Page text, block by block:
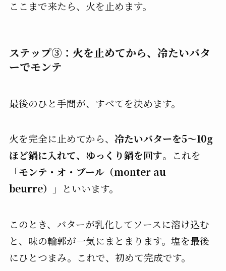
ここまで来たら、火を止めます。
ステップ③：火を止めてから、冷たいバタ
ーでモンテ
最後のひと手間が、すべてを決めます。
火を完全に止めてから、 冷たいバターを5〜10g
ほど鍋に入れて、ゆっくり鍋を回す。これを
「モンテ・オ・ブール（monter au
beurre）」 といいます。
このとき、バターが乳化してソースに溶け込む
と、味の輪郭が一気にまとまります。塩を最後
にひとつまみ。これで、初めて完成です。